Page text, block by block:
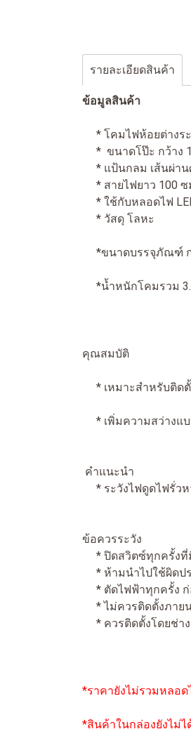
รายละเอียดสินค้า
ข้อมูลสินค้า
* โคมไฟห้อยต่างระ
* ขนาดโป๊ะ กว้าง
* แป้นกลม เส้นผ่าน
* สายไฟยาว 100 ซ
* ใช้กับหลอดไฟ
* วัสดุ โลหะ
*ขนาดบรรจุภัณฑ์ ก*
*น้ำหนักโคมรวม
คุณสมบัติ
* เหมาะสำหรับติ
* เพิ่มความสว่างแบ
คำแนะนำ
* ระวังไฟดูดไฟรั่วห
ข้อควรระวัง
* ปิดสวิตซ์ทุกครั้งที่
* ห้ามนำไปใช้ผิดป
* ตัดไฟฟ้าทุกครั้ง ก่
* ไม่ควรติดตั้งภาย
* ควรติดตั้งโดยช่า
*ราคายังไม่รวมหลอ
*สินค้าในกล่องยังไม่ไ